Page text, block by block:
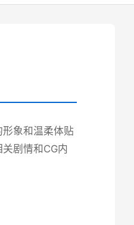
象和温柔体贴
剧情和CG内